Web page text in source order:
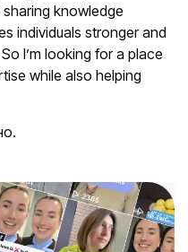
knowledge
individuals stronger and
I’m looking for a place
while also helping